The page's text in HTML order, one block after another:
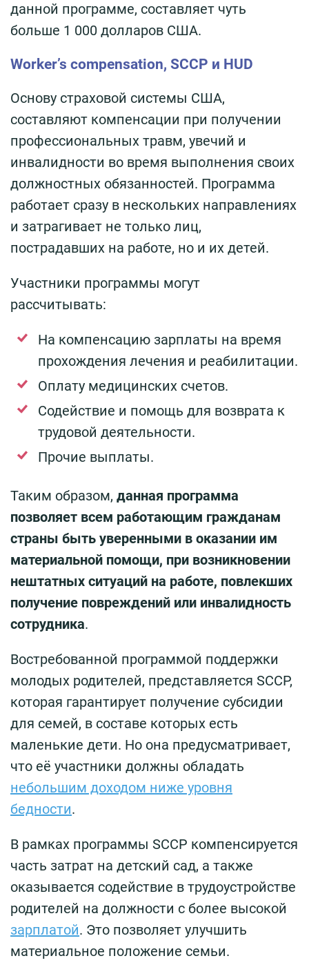
данной программе, составляет чуть
больше 1 000 долларов США.
Worker’s compensation, SCCP и HUD
Основу страховой системы США,
составляют компенсации при получении
профессиональных травм, увечий и
инвалидности во время выполнения своих
должностных обязанностей. Программа
работает сразу в нескольких направлениях
и затрагивает не только лиц,
пострадавших на работе, но и их детей.
Участники программы могут
рассчитывать:
На компенсацию зарплаты на время
прохождения лечения и реабилитации.
Оплату медицинских счетов.
Содействие и помощь для возврата к
трудовой деятельности.
Прочие выплаты.
Таким образом, данная программа
позволяет всем работающим гражданам
страны быть уверенными в оказании им
материальной помощи, при возникновении
нештатных ситуаций на работе, повлекших
получение повреждений или инвалидность
сотрудника.
Востребованной программой поддержки
молодых родителей, представляется SCCP,
которая гарантирует получение субсидии
для семей, в составе которых есть
маленькие дети. Но она предусматривает,
что её участники должны обладать
небольшим доходом ниже уровня
бедности.
В рамках программы SCCP компенсируется
часть затрат на детский сад, а также
оказывается содействие в трудоустройстве
родителей на должности с более высокой
зарплатой. Это позволяет улучшить
материальное положение семьи.